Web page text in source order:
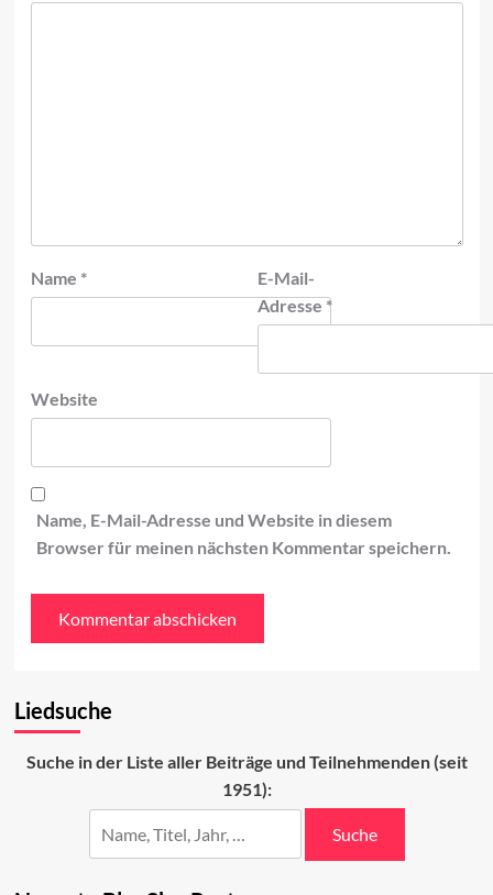
Name *
E-Mail-
Adresse*
Website
Name, E-Mail-Adresse und Website in diesem
Browser für meinen nächsten Kommentar speichern.
Liedsuche
Suche in der Liste aller Beiträge und Teilnehmenden (seit
1951):
Suche